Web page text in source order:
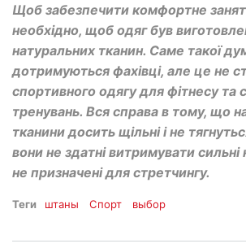
Щоб забезпечити комфортне
необхідно, щоб одяг був
натуральних тканин. Саме такої
дотримуються фахівці, але це не
спортивного одягу для фітнесу та
тренувань. Вся справа в тому, що
тканини досить щільні і не
вони не здатні витримувати сильні
не призначені для стретчингу.
Теги штаны Спорт выбор